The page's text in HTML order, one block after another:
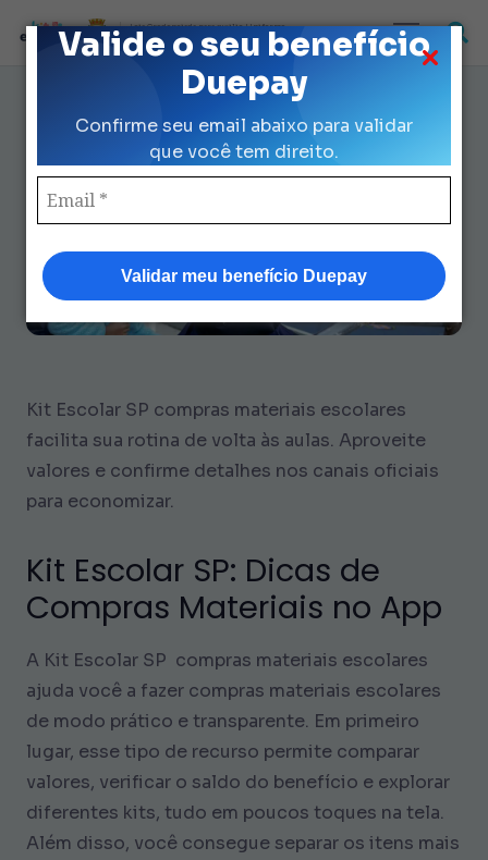
Valide o seu benefício
Duepay
Confirme seu email abaixo para validar
que você tem direito.
Validar meu benefício Duepay
Loja Credenciada para auxilio Uniforme
e Kit Escolar da Prefeitura de São Paulo
Como Fazer Compras Materiais
Escolares no App: 7 Passos
Kit Escolar SP compras materiais escolares
facilita sua rotina de volta às aulas. Aproveite
valores e confirme detalhes nos canais oficiais
para economizar.
Kit Escolar SP: Dicas de
Compras Materiais no App
A Kit Escolar SP compras materiais escolares
ajuda você a fazer compras materiais escolares
de modo prático e transparente. Em primeiro
lugar, esse tipo de recurso permite comparar
valores, verificar o saldo do benefício e explorar
diferentes kits, tudo em poucos toques na tela.
Além disso, você consegue separar os itens mais